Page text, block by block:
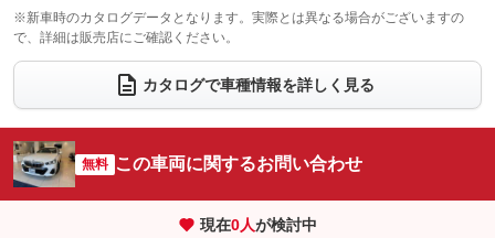
：装備なし ：装備あり
ウォークスルー
：装備なし
電動リアゲート フロントカメラ
：装備あり
：装備なし ：装備あり
サイドカメラ
：装備あり ルーフレール
：装備なし
：装備なし
：装備なし
※新車時のカタログデータとなります。実際とは異なる場合がございますの
で、詳細は販売店にご確認ください。
カタログで車種情報を詳しく見る
無料 この車両に関するお問い合わせ
現在0人が検討中